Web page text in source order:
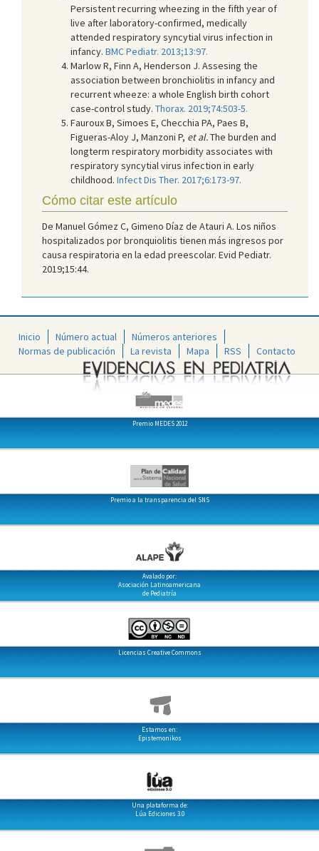
Persistent recurring wheezing in the fifth year of
live after laboratory-confirmed, medically
attended respiratory syncytial virus infection in
infancy. BMC Pediatr. 2013;13:97.
Marlow R, Finn A, Henderson J. Assesing the
association between bronchiolitis in infancy and
recurrent wheeze: a whole English birth cohort
case-control study. Thorax. 2019;74:503-5.
Fauroux B, Simoes E, Checchia PA, Paes B,
Figueras-Aloy J, Manzoni P, et al.The burden and
longterm respiratory morbidity associates with
respiratory syncytial virus infection in early
childhood. Infect Dis Ther. 2017;6:173-97.
Cómo citar este artículo
De Manuel Gómez C, Gimeno Díaz de Atauri A. Los niños
hospitalizados por bronquiolitis tienen más ingresos por
causa respiratoria en la edad preescolar. Evid Pediatr.
2019;15:44.
Inicio Número actual
Números anteriores
Normas de publicación
La revista Mapa RSS Contacto
Premio MEDES 2012
Premio a la transparencia del SNS
Avalado por:
Asociación Latinoamericana
de Pediatría
Licencias Creative Commons
Estamos en:
Epistemonikos
Una plataforma de:
Lúa Ediciones 3.0